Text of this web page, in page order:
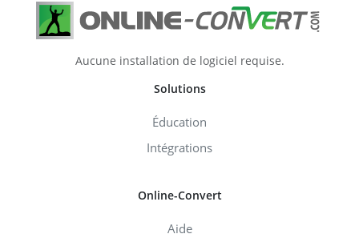
Aucune installation de logiciel requise.
Solutions
Éducation
Intégrations
Online-Convert
Aide